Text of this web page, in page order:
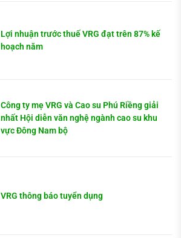
Lợi nhuận trước thuế VRG đạt trên 87% kế
hoạch năm
Công ty mẹ VRG và Cao su Phú Riềng giải
nhất Hội diễn văn nghệ ngành cao su khu
vực Đông Nam bộ
VRG thông báo tuyển dụng